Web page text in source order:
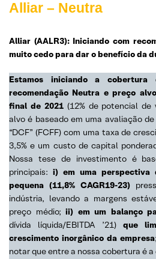
Alliar – Neutra
Alliar (AALR3): Iniciando com
muito cedo para dar o benefício da
Estamos iniciando a
recomendação Neutra e preço
final de 2021(12% de potencial de
alvo é baseado em uma avaliação
“DCF” (FCFF) com uma taxa de
3,5% e um custo de capital
Nossa tese de investimento é
principais: i) em uma perspectiva
pequena (11,8% CAGR19-23)
indústria, levando a margens
preço médio; ii) em um balanço
dívida líquida/EBITDA ’21) que
crescimento inorgânico da empresa
notar que entre a nossa cobertura é